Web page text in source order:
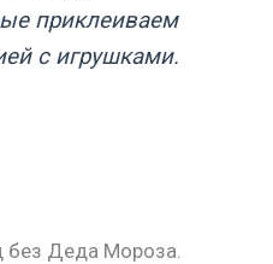
приклеиваем
с игрушками.
без Деда Мороза.